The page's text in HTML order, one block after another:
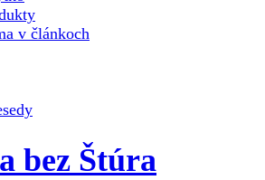
v článkoch
bez Štúra